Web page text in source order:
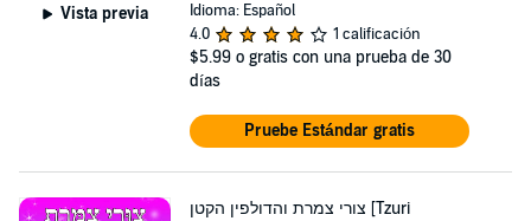
Vista previa
Idioma: Español
4.0
1 calificación
$5.99 o gratis con una prueba de 30
días
Pruebe Estándar gratis
צורי צמרת והדולפין הקטן [Tzuri